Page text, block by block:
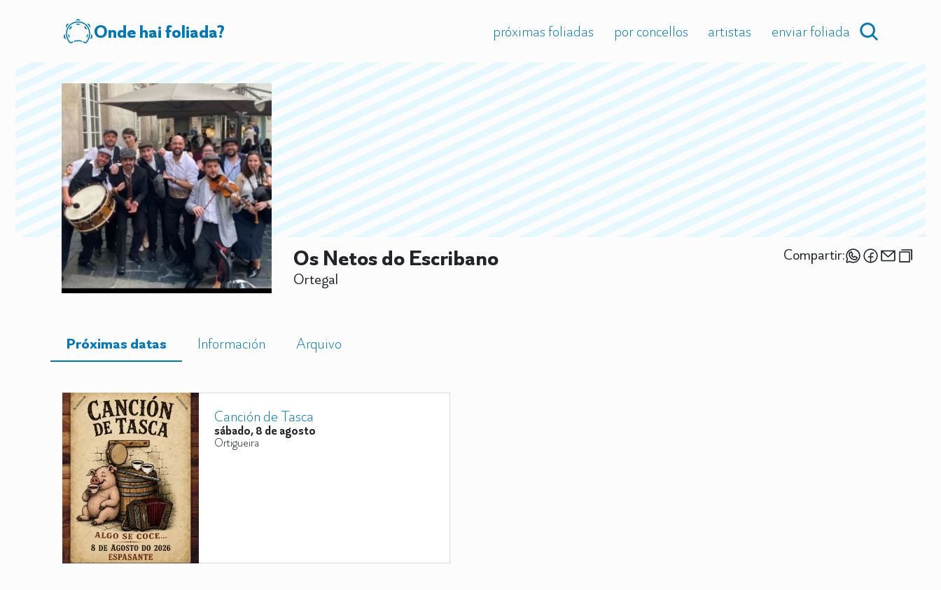
Onde hai foliada? próximas foliadas por concellos artistas enviar foliada
Os Netos do Escribano
Ortegal
Compartir:
Próximas datas Información Arquivo
Canción de Tasca
sábado, 8 de agosto
Ortigueira